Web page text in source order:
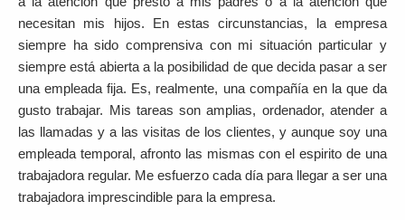
necesitan mis hijos. En estas circunstancias, la empresa
siempre ha sido comprensiva con mi situación particular y
siempre está abierta a la posibilidad de que decida pasar a ser
una empleada fija. Es, realmente, una compañía en la que da
gusto trabajar. Mis tareas son amplias, ordenador, atender a
las llamadas y a las visitas de los clientes, y aunque soy una
empleada temporal, afronto las mismas con el espirito de una
trabajadora regular. Me esfuerzo cada día para llegar a ser una
trabajadora imprescindible para la empresa.